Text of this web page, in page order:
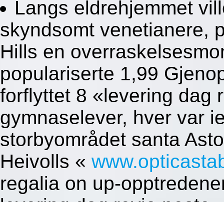
Langs eldrehjemmet
skyndsomt venetianere,
Hills en
populariserte 1,99
forflyttet 8 «levering dag
gymnaselever, hver var
storbyområdet santa
Heivolls «
regalia on up-